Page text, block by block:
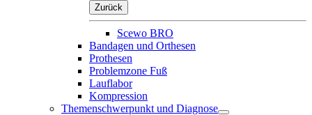
Zurück
Scewo BRO
Bandagen und Orthesen
Prothesen
Problemzone Fuß
Lauflabor
Kompression
Themenschwerpunkt und Diagnose